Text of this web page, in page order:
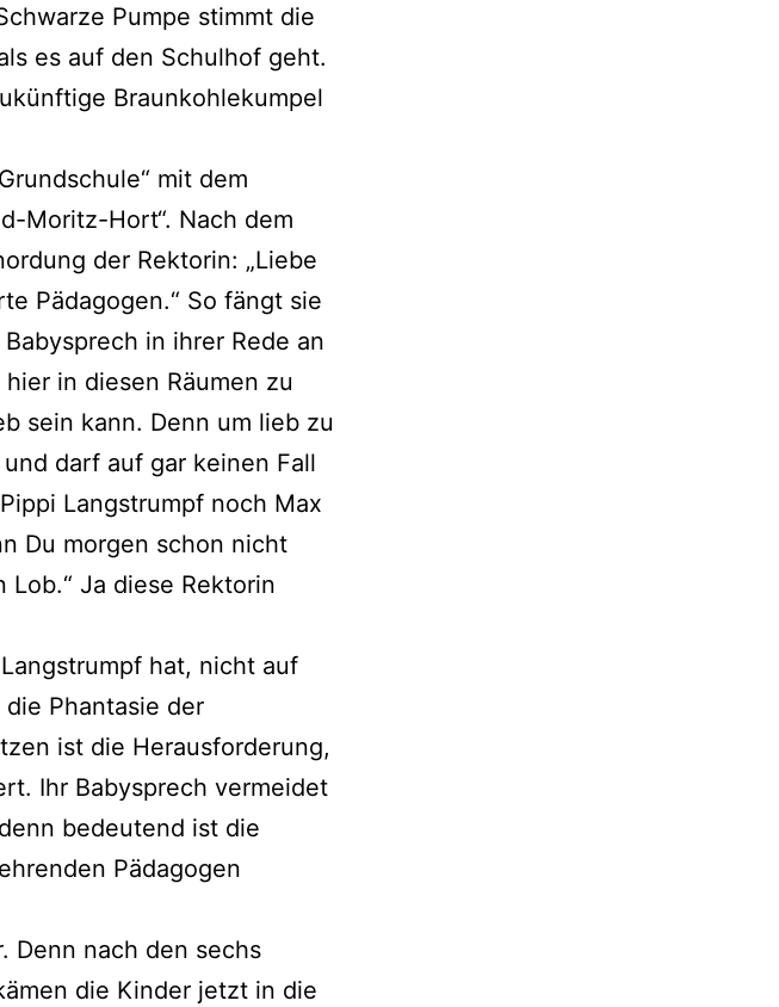
Pumpe stimmt die
es auf den Schulhof geht.
Braunkohlekumpel
mit dem
Moritz-Hort“. Nach dem
der Rektorin: „Liebe
Pädagogen.“ So fängt sie
in ihrer Rede an
in diesen Räumen zu
sein kann. Denn um lieb zu
darf auf gar keinen Fall
Langstrumpf noch Max
Du morgen schon nicht
Ja diese Rektorin
hat, nicht auf
Phantasie der
ist die Herausforderung,
Ihr Babysprech vermeidet
bedeutend ist die
Pädagogen
Denn nach den sechs
die Kinder jetzt in die